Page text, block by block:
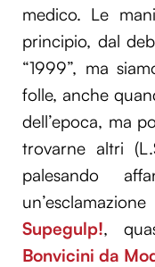
medico. Le
principio, dal
“1999”, ma
folle, anche
dell’epoca, ma
trovarne altri
palesando
Supegulp!,
Bonvicini da